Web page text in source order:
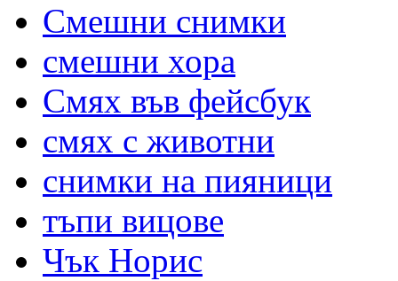
Смешни снимки
смешни хора
Смях във фейсбук
смях с животни
снимки на пияници
тъпи вицове
Чък Норис